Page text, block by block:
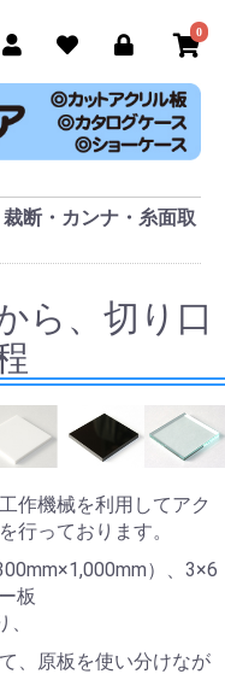
0
断・カンナ・糸面取
ら、切り口
作機械を利用してアク
行っております。
）、3×6
板
、原板を使い分けなが